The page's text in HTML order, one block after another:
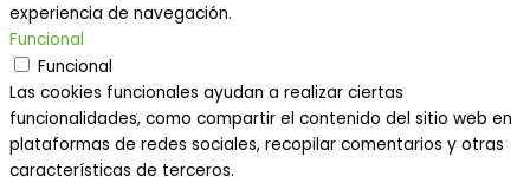
experiencia de navegación.
Funcional
Funcional
Las cookies funcionales ayudan a realizar ciertas
funcionalidades, como compartir el contenido del sitio web en
plataformas de redes sociales, recopilar comentarios y otras
características de terceros.